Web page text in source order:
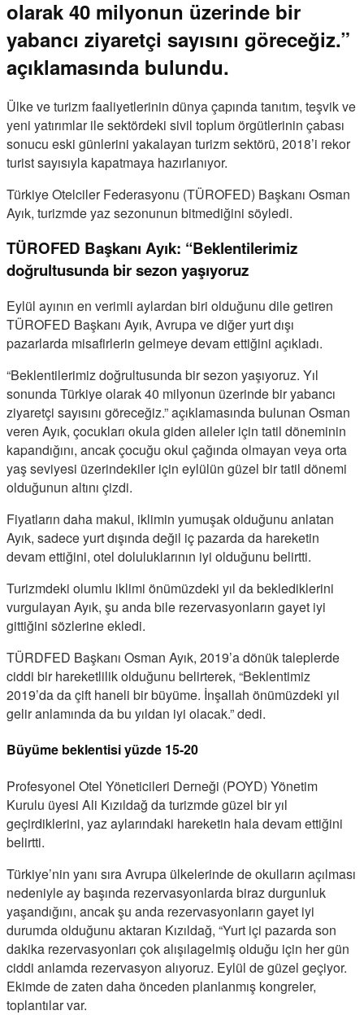
olarak 40 milyonun üzerinde bir
yabancı ziyaretçi sayısını göreceğiz.”
açıklamasında bulundu.
Ülke ve turizm faaliyetlerinin dünya çapında tanıtım, teşvik ve
yeni yatırımlar ile sektördeki sivil toplum örgütlerinin çabası
sonucu eski günlerini yakalayan turizm sektörü, 2018’i rekor
turist sayısıyla kapatmaya hazırlanıyor.
Türkiye Otelciler Federasyonu (TÜROFED) Başkanı Osman
Ayık, turizmde yaz sezonunun bitmediğini söyledi.
TÜROFED Başkanı Ayık: “Beklentilerimiz
doğrultusunda bir sezon yaşıyoruz
Eylül ayının en verimli aylardan biri olduğunu dile getiren
TÜROFED Başkanı Ayık, Avrupa ve diğer yurt dışı
pazarlarda misafirlerin gelmeye devam ettiğini açıkladı.
“Beklentilerimiz doğrultusunda bir sezon yaşıyoruz. Yıl
sonunda Türkiye olarak 40 milyonun üzerinde bir yabancı
ziyaretçi sayısını göreceğiz.” açıklamasında bulunan Osman
veren Ayık, çocukları okula giden aileler için tatil döneminin
kapandığını, ancak çocuğu okul çağında olmayan veya orta
yaş seviyesi üzerindekiler için eylülün güzel bir tatil dönemi
olduğunun altını çizdi.
Fiyatların daha makul, iklimin yumuşak olduğunu anlatan
Ayık, sadece yurt dışında değil iç pazarda da hareketin
devam ettiğini, otel doluluklarının iyi olduğunu belirtti.
Turizmdeki olumlu iklimi önümüzdeki yıl da beklediklerini
vurgulayan Ayık, şu anda bile rezervasyonların gayet iyi
gittiğini sözlerine ekledi.
TÜRDFED Başkanı Osman Ayık, 2019’a dönük taleplerde
ciddi bir hareketlilik olduğunu belirterek, “Beklentimiz
2019’da da çift haneli bir büyüme. İnşallah önümüzdeki yıl
gelir anlamında da bu yıldan iyi olacak.” dedi.
Büyüme beklentisi yüzde 15-20
Profesyonel Otel Yöneticileri Derneği (POYD) Yönetim
Kurulu üyesi Ali Kızıldağ da turizmde güzel bir yıl
geçirdiklerini, yaz aylarındaki hareketin hala devam ettiğini
belirtti.
Türkiye’nin yanı sıra Avrupa ülkelerinde de okulların açılması
nedeniyle ay başında rezervasyonlarda biraz durgunluk
yaşandığını, ancak şu anda rezervasyonların gayet iyi
durumda olduğunu aktaran Kızıldağ, “Yurt içi pazarda son
dakika rezervasyonları çok alışılagelmiş olduğu için her gün
ciddi anlamda rezervasyon alıyoruz. Eylül de güzel geçiyor.
Ekimde de zaten daha önceden planlanmış kongreler,
toplantılar var.